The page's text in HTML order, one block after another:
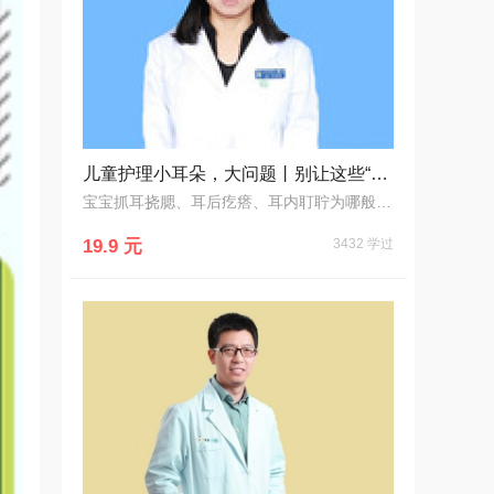
儿童护理小耳朵，大问题丨别让这些“不懂”伤害宝宝的耳朵！
19.9 元 3432 学过